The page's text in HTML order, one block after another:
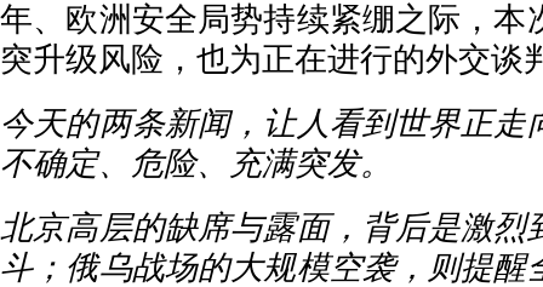
年、欧洲安全局势持续紧绷之际，本
突升级风险，也为正在进行的外交谈
今天的两条新闻，让人看到世界正走
不确定、危险、充满突发。
北京高层的缺席与露面，背后是激烈
斗；俄乌战场的大规模空袭，则提醒